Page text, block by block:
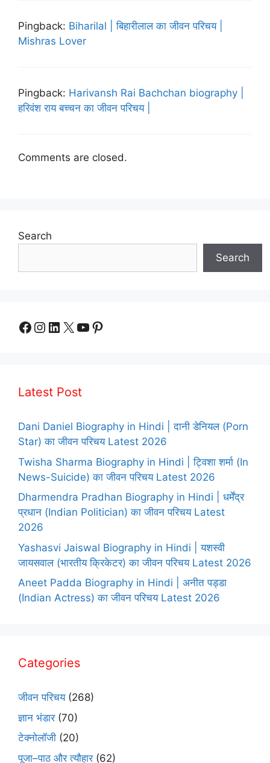
Pingback: Biharilal | बिहारीलाल का जीवन परिचय |
Mishras Lover
Pingback: Harivansh Rai Bachchan biography |
हरिवंश राय बच्चन का जीवन परिचय |
Comments are closed.
Search
Search
Facebook
Instagram
LinkedIn
X YouTube
Pinterest
Latest Post
Dani Daniel Biography in Hindi | दानी डेनियल (Porn
Star) का जीवन परिचय Latest 2026
Twisha Sharma Biography in Hindi | ट्विशा शर्मा (In
News-Suicide) का जीवन परिचय Latest 2026
Dharmendra Pradhan Biography in Hindi | धर्मेंद्र
प्रधान (Indian Politician) का जीवन परिचय Latest
2026
Yashasvi Jaiswal Biography in Hindi | यशस्वी
जायसवाल (भारतीय क्रिकेटर) का जीवन परिचय Latest 2026
Aneet Padda Biography in Hindi | अनीत पड्डा
(Indian Actress) का जीवन परिचय Latest 2026
Categories
जीवन परिचय(268)
ज्ञान भंडार(70)
टेक्नोलॉजी (20)
पूजा–पाठ और त्यौहार(62)